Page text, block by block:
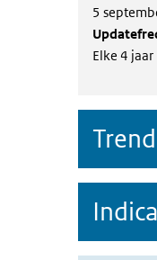
5
Elke 4 jaar
Trend